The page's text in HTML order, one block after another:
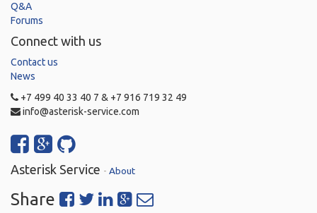
Q&A
Forums
Connect with us
Contact us
News
+7 499 40 33 40 7 & +7 916 719 32 49
info@asterisk-service.com
Asterisk Service - About
Share